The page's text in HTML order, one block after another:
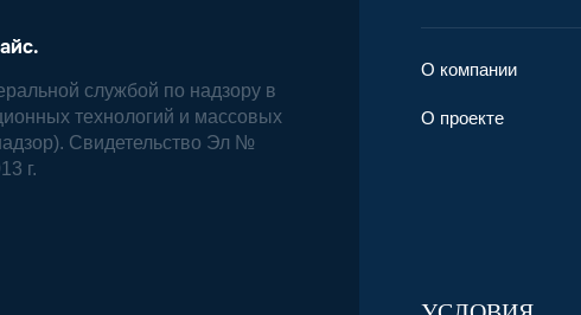
службой по надзору в
технологий и массовых
Свидетельство Эл №
г.
О компании
О проекте